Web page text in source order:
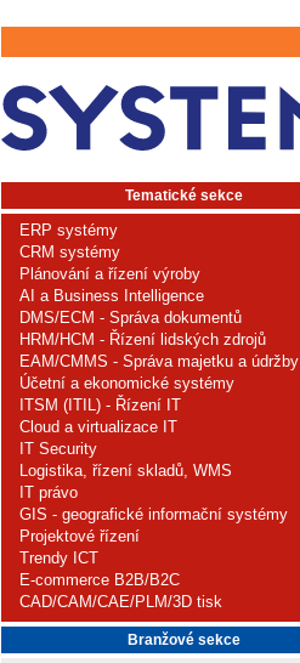
Tematické sekce
ERP systémy
CRM systémy
Plánování a řízení výroby
AI a Business Intelligence
DMS/ECM - Správa dokumentů
HRM/HCM - Řízení lidských zdrojů
EAM/CMMS - Správa majetku a údržby
Účetní a ekonomické systémy
ITSM (ITIL) - Řízení IT
Cloud a virtualizace IT
IT Security
Logistika, řízení skladů, WMS
IT právo
GIS - geografické informační systémy
Projektové řízení
Trendy ICT
E-commerce B2B/B2C
CAD/CAM/CAE/PLM/3D tisk
Branžové sekce